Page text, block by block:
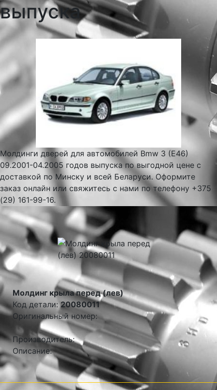
выпуска
Молдинги дверей для автомобилей Bmw 3 (E46)
09.2001-04.2005 годов выпуска по выгодной цене с
доставкой по Минску и всей Беларуси. Оформите
заказ онлайн или свяжитесь с нами по телефону +375
(29) 161-99-16.
Молдинг крыла перед (лев)
Код детали:20080011
Оригинальный номер:
Производитель:
Описание: